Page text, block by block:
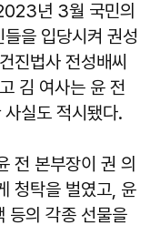
년 3월 국민의
을 입당시켜 권성
진법사 전성배씨
김 여사는 윤 전
실도 적시됐다.
전 본부장이 권 의
청탁을 벌였고, 윤
등의 각종 선물을